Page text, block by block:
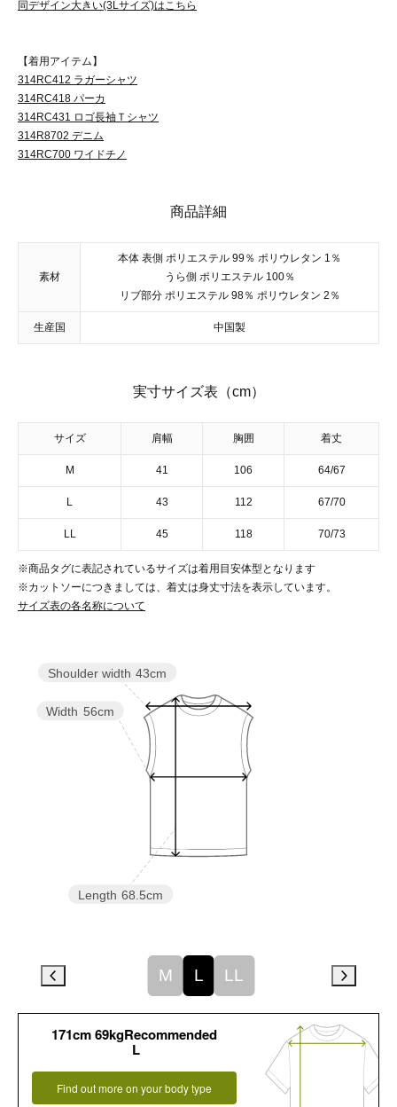
同デザイン大きい(3Lサイズ)はこちら
【着用アイテム】
314RC412 ラガーシャツ
314RC418 パーカ
314RC431 ロゴ長袖Ｔシャツ
314R8702 デニム
314RC700 ワイドチノ
商品詳細
素材
本体 表側 ポリエステル 99％ ポリウレタン 1％
うら側 ポリエステル 100％
リブ部分 ポリエステル 98％ ポリウレタン 2％
生産国 中国製
実寸サイズ表（cm）
サイズ 肩幅 胸囲 着丈
M 41 106 64/67
L 43 112 67/70
LL 45 118 70/73
※商品タグに表記されているサイズは着用目安体型となります
※カットソーにつきましては、着丈は身丈寸法を表示しています。
サイズ表の各名称について
Length 68.5cm
Width 56cm
Shoulder width 43cm
M L LL
171cm 69kgRecommended
L
Find out more on your body type